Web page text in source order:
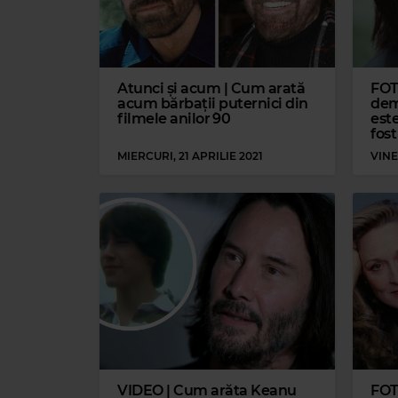
Atunci și acum | Cum arată
acum bărbații puternici din
filmele anilor `90
MIERCURI, 21 APRILIE 2021
VIDEO | Cum arăta Keanu